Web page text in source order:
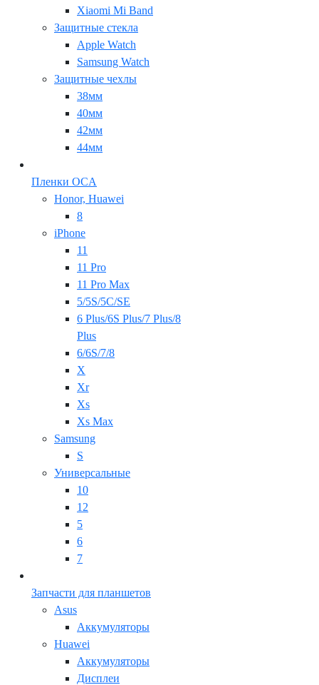
Xiaomi Mi Band
Защитные стекла
Apple Watch
Samsung Watch
Защитные чехлы
38мм
40мм
42мм
44мм
Пленки OCA
Honor, Huawei
8
iPhone
11
11 Pro
11 Pro Max
5/5S/5C/SE
6 Plus/6S Plus/7 Plus/8
Plus
6/6S/7/8
X
Xr
Xs
Xs Max
Samsung
S
Универсальные
10
12
5
6
7
Запчасти для планшетов
Asus
Аккумуляторы
Huawei
Аккумуляторы
Дисплеи